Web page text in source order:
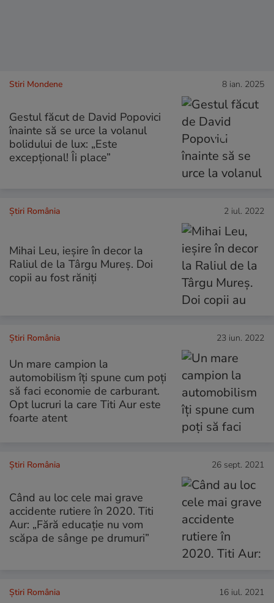
Stiri Mondene 8 ian. 2025
Gestul făcut de David Popovici
înainte să se urce la volanul
bolidului de lux: „Este
excepțional! Îi place”
Știri România 2 iul. 2022
Mihai Leu, ieșire în decor la
Raliul de la Târgu Mureș. Doi
copii au fost răniți
Știri România 23 iun. 2022
Un mare campion la
automobilism îți spune cum poți
să faci economie de carburant.
Opt lucruri la care Titi Aur este
foarte atent
Știri România 26 sept. 2021
Când au loc cele mai grave
accidente rutiere în 2020. Titi
Aur: „Fără educație nu vom
scăpa de sânge pe drumuri”
Știri România 16 iul. 2021